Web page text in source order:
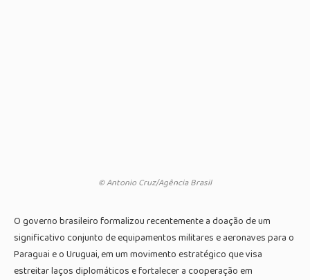
© Antonio Cruz/Agência Brasil
O governo brasileiro formalizou recentemente a doação de um
significativo conjunto de equipamentos militares e aeronaves para o
Paraguai e o Uruguai, em um movimento estratégico que visa
estreitar laços diplomáticos e fortalecer a cooperação em